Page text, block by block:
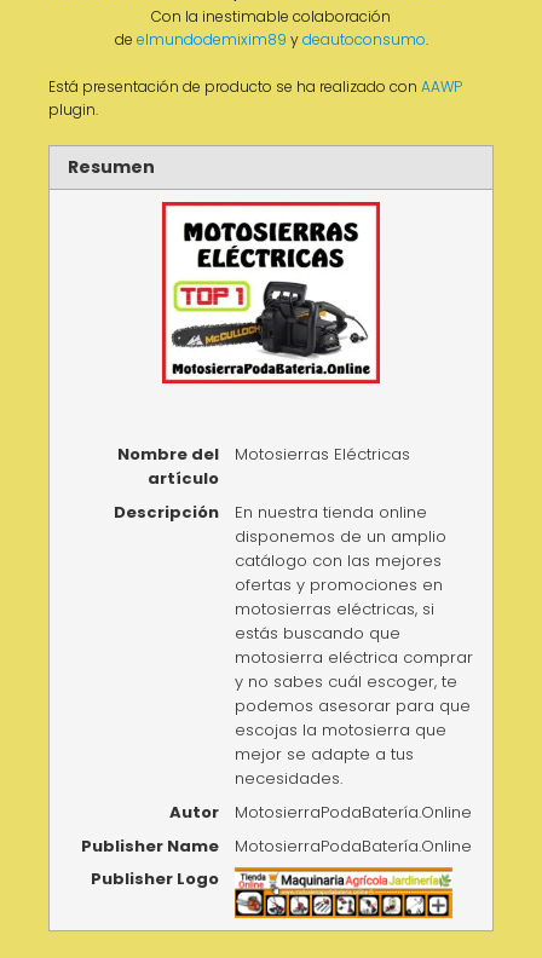
Con la inestimable colaboración
de elmundodemixim89 ydeautoconsumo.
Está presentación de producto se ha realizado con AAWP
plugin.
Resumen
Nombre del
artículo
Motosierras Eléctricas
Descripción
En nuestra tienda online
disponemos de un amplio
catálogo con las mejores
ofertas y promociones en
motosierras eléctricas, si
estás buscando que
motosierra eléctrica comprar
y no sabes cuál escoger, te
podemos asesorar para que
escojas la motosierra que
mejor se adapte a tus
necesidades.
Autor
MotosierraPodaBatería.Online
Publisher Name
MotosierraPodaBatería.Online
Publisher Logo